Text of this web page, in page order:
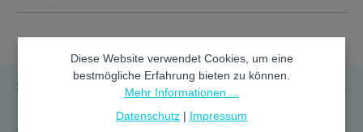
Service-Hotline
Diese Website verwendet Cookies, um eine
bestmögliche Erfahrung bieten zu können.
Mehr Informationen ...
Datenschutz | Impressum